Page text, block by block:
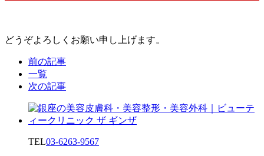
どうぞよろしくお願い申し上げます。
前の記事
一覧
次の記事
TEL03-6263-9567